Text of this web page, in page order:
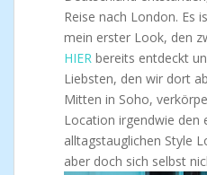
Reise nach London. Es
mein erster Look, den
HIER bereits entdeckt
Liebsten, den wir dort
Mitten in Soho,
Location irgendwie den
alltagstauglichen Style
aber doch sich selbst